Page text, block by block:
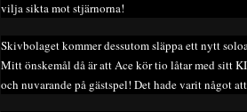
vilja sikta mot stjärnorna!
Skivbolaget kommer dessutom släppa ett nytt
Mitt önskemål då är att Ace kör tio låtar med sitt
och nuvarande på gästspel! Det hade varit något